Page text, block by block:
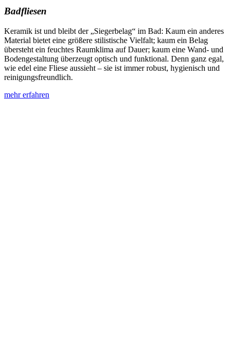
Badfliesen
Keramik ist und bleibt der „Siegerbelag“ im Bad: Kaum ein anderes
Material bietet eine größere stilistische Vielfalt; kaum ein Belag
übersteht ein feuchtes Raumklima auf Dauer; kaum eine Wand- und
Bodengestaltung überzeugt optisch und funktional. Denn ganz egal,
wie edel eine Fliese aussieht – sie ist immer robust, hygienisch und
reinigungsfreundlich.
mehr erfahren